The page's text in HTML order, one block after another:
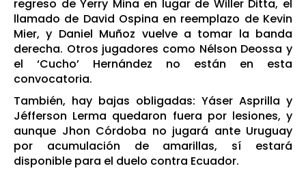
regreso de Yerry Mina en lugar de Willer Ditta, el
llamado de David Ospina en reemplazo de Kevin
Mier, y Daniel Muñoz vuelve a tomar la banda
derecha. Otros jugadores como Nélson Deossa y
el ‘Cucho’ Hernández no están en esta
convocatoria.
También, hay bajas obligadas: Yáser Asprilla y
Jéfferson Lerma quedaron fuera por lesiones, y
aunque Jhon Córdoba no jugará ante Uruguay
por acumulación de amarillas, sí estará
disponible para el duelo contra Ecuador.